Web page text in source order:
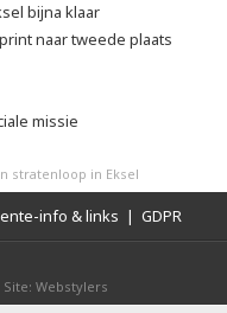
bijna klaar
naar tweede plaats
missie
stratenloop in Eksel
info & links | GDPR
Site: Webstylers